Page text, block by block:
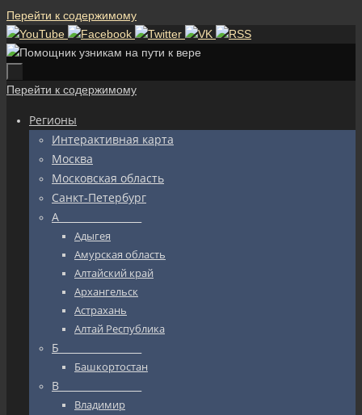
Перейти к содержимому
Перейти к содержимому
Регионы
Интерактивная карта
Москва
Московская область
Санкт-Петербург
А_________________
Адыгея
Амурская область
Алтайский край
Архангельск
Астрахань
Алтай Республика
Б_________________
Башкортостан
В_________________
Владимир